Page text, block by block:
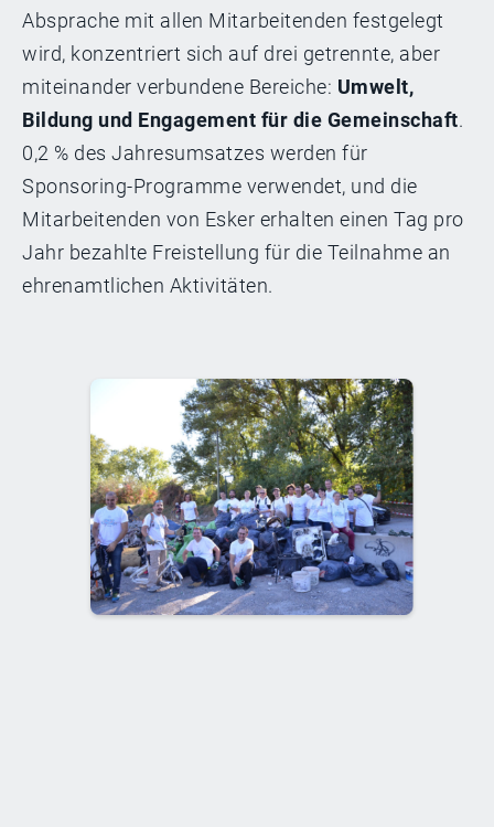
Absprache mit allen Mitarbeitenden festgelegt
wird, konzentriert sich auf drei getrennte, aber
miteinander verbundene Bereiche: Umwelt,
Bildung und Engagement für die Gemeinschaft.
0,2 % des Jahresumsatzes werden für
Sponsoring-Programme verwendet, und die
Mitarbeitenden von Esker erhalten einen Tag pro
Jahr bezahlte Freistellung für die Teilnahme an
ehrenamtlichen Aktivitäten.